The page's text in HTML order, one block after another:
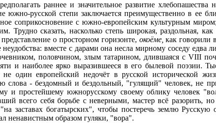
раннее и значительное развитие хлебопашества
южно-русской степи заключается преимущественно в ее
соприкосновение с южно-европейским культурным
сказать, насколько степь широкая, раздольная,
о просторном горизонте, окоёме,как говорили
вместе с дарами она несла мирному соседу едва
половчином, злым татарином, длившаяся с VIII
и наиболее ярко выразившееся в его былевой поэзии.
один европейский недочёт в русской исторической
слова - бездомный и бездольный, "гулящий" человек, не
и простейшему южнорусскому своему облику человек
всего себя борьбе с неверными, мастер всё
заставах богатырских", чтобы постеречь землю
ненавистным образом гуляки, "вора".